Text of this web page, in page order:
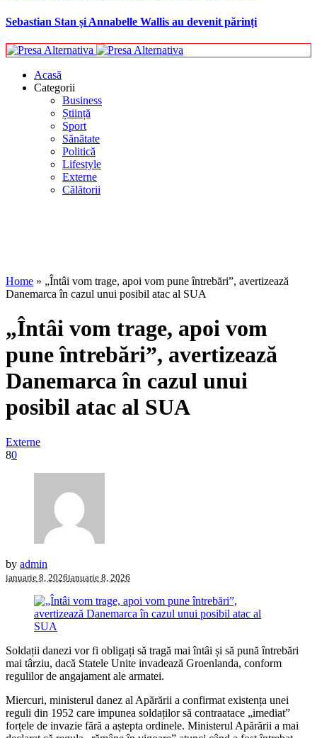
Sebastian Stan și Annabelle Wallis au devenit părinți
Acasă
Categorii
Business
Știință
Sport
Sănătate
Politică
Lifestyle
Externe
Călătorii
Home » „Întâi vom trage, apoi vom pune întrebări”, avertizează
Danemarca în cazul unui posibil atac al SUA
„Întâi vom trage, apoi vom
pune întrebări”, avertizează
Danemarca în cazul unui
posibil atac al SUA
Externe
80
by admin
ianuarie 8, 2026ianuarie 8, 2026
Soldații danezi vor fi obligați să tragă mai întâi și să pună întrebări
mai târziu, dacă Statele Unite invadează Groenlanda, conform
regulilor de angajament ale armatei.
Miercuri, ministerul danez al Apărării a confirmat existența unei
reguli din 1952 care impunea soldaților să contraatace „imediat”
forțele de invazie fără a aștepta ordinele. Ministerul Apărării a mai